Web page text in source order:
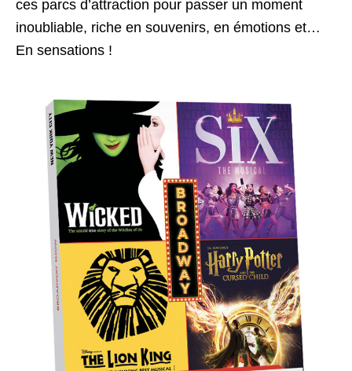
ces parcs d’attraction pour passer un moment
inoubliable, riche en souvenirs, en émotions et…
En sensations !